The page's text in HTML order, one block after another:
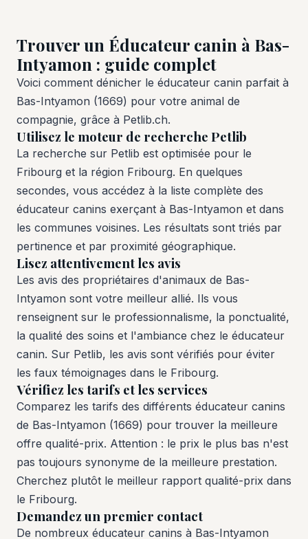
Trouver un Éducateur canin à Bas-
Intyamon : guide complet
Voici comment dénicher le éducateur canin parfait à
Bas-Intyamon (1669) pour votre animal de
compagnie, grâce à Petlib.ch.
Utilisez le moteur de recherche Petlib
La recherche sur Petlib est optimisée pour le
Fribourg et la région Fribourg. En quelques
secondes, vous accédez à la liste complète des
éducateur canins exerçant à Bas-Intyamon et dans
les communes voisines. Les résultats sont triés par
pertinence et par proximité géographique.
Lisez attentivement les avis
Les avis des propriétaires d'animaux de Bas-
Intyamon sont votre meilleur allié. Ils vous
renseignent sur le professionnalisme, la ponctualité,
la qualité des soins et l'ambiance chez le éducateur
canin. Sur Petlib, les avis sont vérifiés pour éviter
les faux témoignages dans le Fribourg.
Vérifiez les tarifs et les services
Comparez les tarifs des différents éducateur canins
de Bas-Intyamon (1669) pour trouver la meilleure
offre qualité-prix. Attention : le prix le plus bas n'est
pas toujours synonyme de la meilleure prestation.
Cherchez plutôt le meilleur rapport qualité-prix dans
le Fribourg.
Demandez un premier contact
De nombreux éducateur canins à Bas-Intyamon